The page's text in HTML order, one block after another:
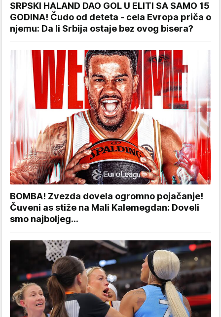
SRPSKI HALAND DAO GOL U ELITI SA SAMO 15
GODINA! Čudo od deteta - cela Evropa priča o
njemu: Da li Srbija ostaje bez ovog bisera?
BOMBA! Zvezda dovela ogromno pojačanje!
Čuveni as stiže na Mali Kalemegdan: Doveli
smo najboljeg...